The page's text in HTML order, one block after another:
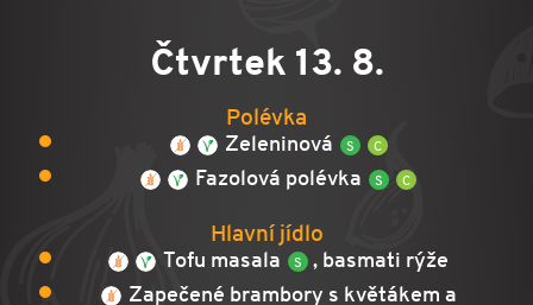
Čtvrtek 13. 8.
Polévka
Zeleninová
Fazolová polévka
Hlavní jídlo
Tofu masala
, basmati rýže
Zapečené brambory s květákem a